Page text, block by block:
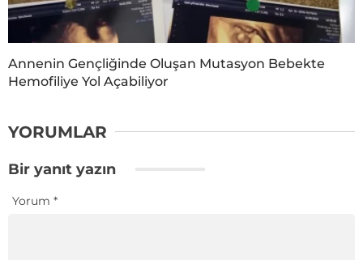
Annenin Gençliğinde Oluşan Mutasyon Bebekte
Hemofiliye Yol Açabiliyor
YORUMLAR
Bir yanıt yazın
Yorum *